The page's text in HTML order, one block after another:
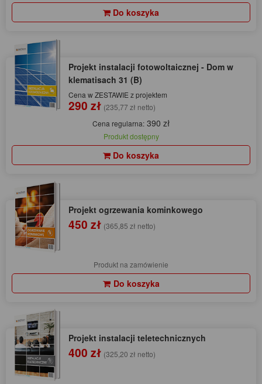
Do koszyka
Projekt instalacji fotowoltaicznej - Dom w
klematisach 31 (B)
Cena w ZESTAWIE z projektem
290 zł (235,77 zł netto)
Cena regularna: 390 zł
Produkt dostępny
Do koszyka
Projekt ogrzewania kominkowego
450 zł (365,85 zł netto)
Produkt na zamówienie
Do koszyka
Projekt instalacji teletechnicznych
400 zł (325,20 zł netto)